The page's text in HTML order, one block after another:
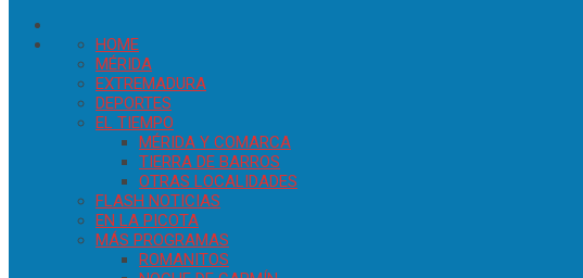
HOME
MÉRIDA
EXTREMADURA
DEPORTES
EL TIEMPO
MÉRIDA Y COMARCA
TIERRA DE BARROS
OTRAS LOCALIDADES
FLASH NOTICIAS
EN LA PICOTA
MÁS PROGRAMAS
ROMANITOS